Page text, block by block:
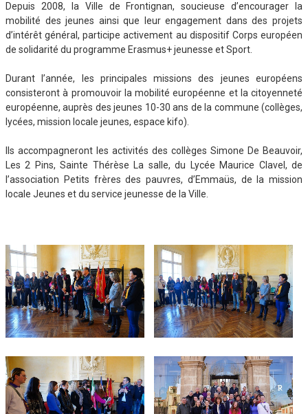
Depuis 2008, la Ville de Frontignan, soucieuse d’encourager la
mobilité des jeunes ainsi que leur engagement dans des projets
d’intérêt général, participe activement au dispositif Corps européen
de solidarité du programme Erasmus+ jeunesse et Sport.
Durant l’année, les principales missions des jeunes européens
consisteront à promouvoir la mobilité européenne et la citoyenneté
européenne, auprès des jeunes 10-30 ans de la commune (collèges,
lycées, mission locale jeunes, espace kifo).
Ils accompagneront les activités des collèges Simone De Beauvoir,
Les 2 Pins, Sainte Thérèse La salle, du Lycée Maurice Clavel, de
l’association Petits frères des pauvres, d’Emmaüs, de la mission
locale Jeunes et du service jeunesse de la Ville.